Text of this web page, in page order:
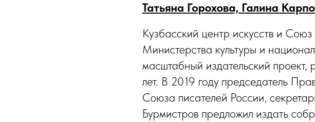
Татьяна Горохова, Галина
Кузбасский центр искусств и
Министерства культуры и
масштабный издательский проект,
лет. В 2019 году председатель
Союза писателей России,
Бурмистров предложил издать